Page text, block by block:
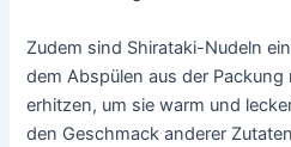
Zudem sind Shirataki-Nudeln
dem Abspülen aus der
erhitzen, um sie warm und
den Geschmack anderer